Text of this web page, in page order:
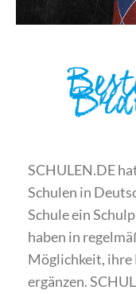
SCHULEN.DE
Schulen in
Schule ein
haben in
Möglichkeit, ihre
ergänzen.